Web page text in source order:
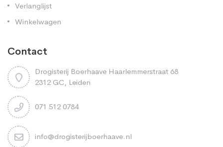
Verlanglijst
Winkelwagen
Contact
Drogisterij Boerhaave Haarlemmerstraat 68
2312 GC, Leiden
071 512 0784
info@drogisterijboerhaave.nl